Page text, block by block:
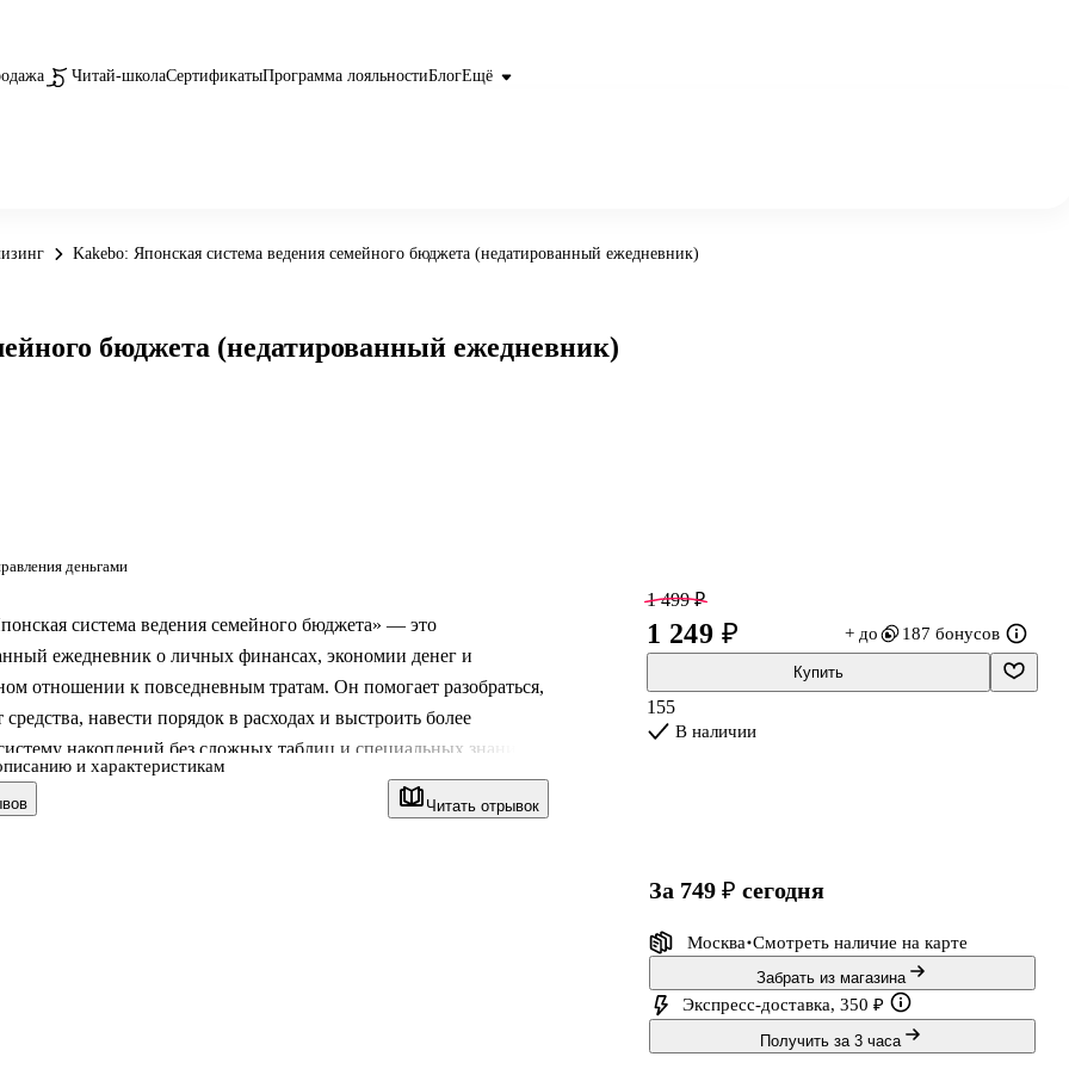
Читай-школаСертификатыПрограмма лояльностиБлогЕщё
Kakebo: Японская система ведения семейного бюджета (недатированный ежедневник)
Читать отрывок
деньгами
система ведения семейного бюджета» — это
ежедневник о личных финансах, экономии денег и
отношении к повседневным тратам. Он помогает разобраться,
средства, навести порядок в расходах и выстроить более
накоплений без сложных таблиц и специальных знаний.
на японском подходе к ведению бюджета и подходит для
работы в удобном бумажном формате.
и характеристикам
бюджета (недатированный ежедневник)
1 499 ₽
1 249 ₽ + до 187 бонусов
Купить
155
В наличии
за 749 ₽ сегодня
Москва Смотреть наличие на карте
Забрать из магазина
Экспресс-доставка, 350 ₽
Получить за 3 часа